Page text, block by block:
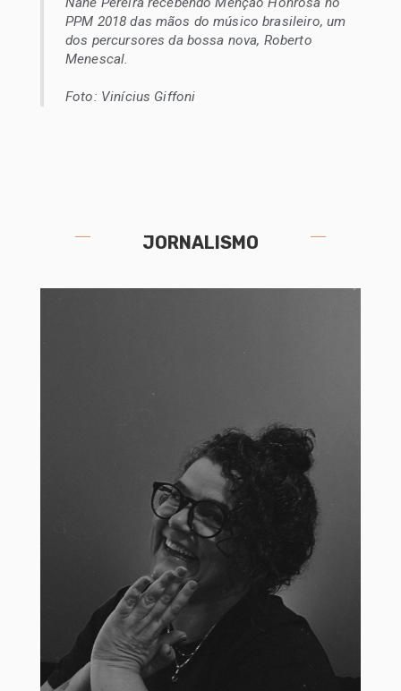
PPM 2018 das mãos do músico brasileiro, um
dos percursores da bossa nova, Roberto
Menescal.
Foto: Vinícius Giffoni
JORNALISMO